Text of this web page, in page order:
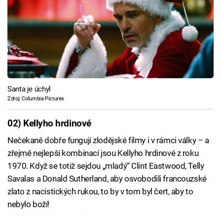
Santa je úchyl
Zdroj: Columbia Pictures
02) Kellyho hrdinové
Nečekaně dobře fungují zlodějské filmy i v rámci války – a
zřejmě nejlepší kombinací jsou Kellyho hrdinové z roku
1970. Když se totiž sejdou „mladý“ Clint Eastwood, Telly
Savalas a Donald Sutherland, aby osvobodili francouzské
zlato z nacistických rukou, to by v tom byl čert, aby to
nebylo boží!